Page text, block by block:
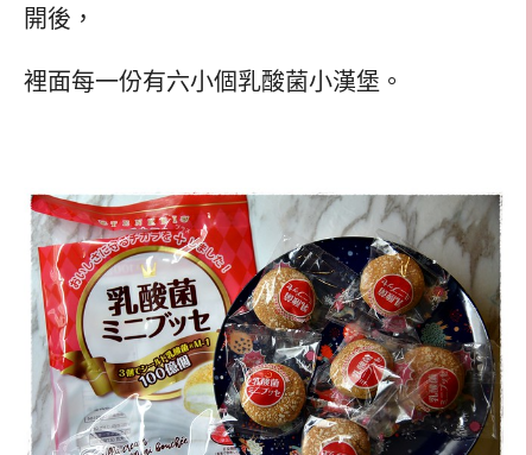
開後，
裡面每一份有六小個乳酸菌小漢堡。